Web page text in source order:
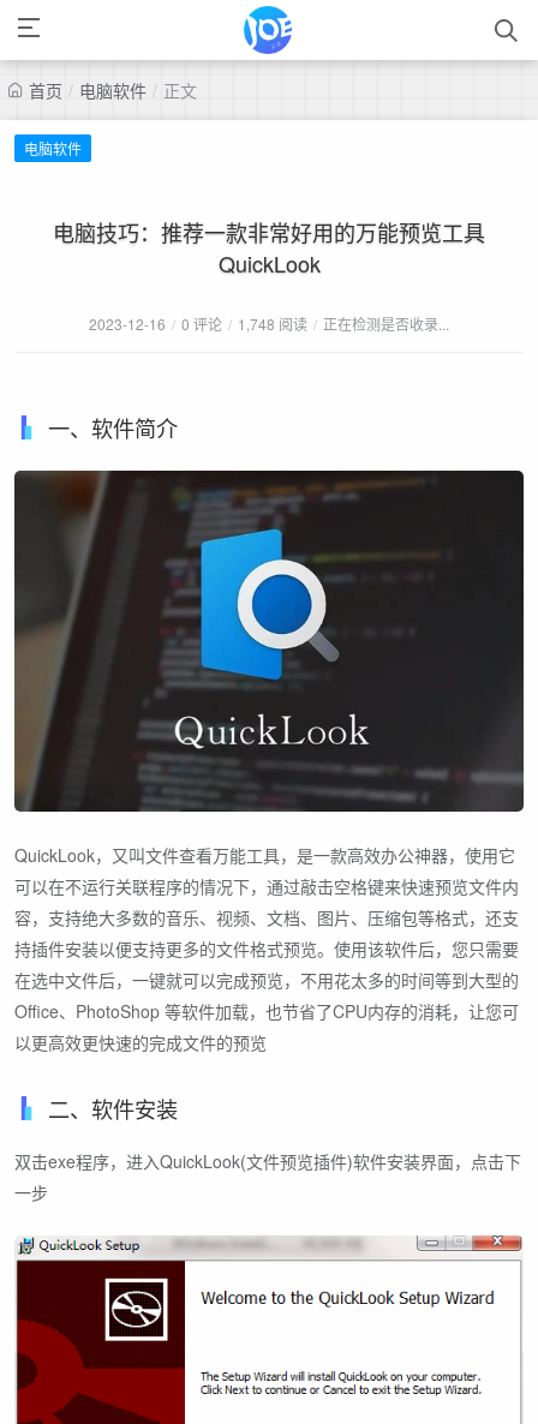
首页 / 电脑软件 / 正文
电脑软件
电脑技巧：推荐一款非常好用的万能预览工具
QuickLook
2023-12-16 / 0 评论 / 1,748 阅读 / 正在检测是否收录...
一、软件简介
QuickLook，又叫文件查看万能工具，是一款高效办公神器，使用它
可以在不运行关联程序的情况下，通过敲击空格键来快速预览文件内
容，支持绝大多数的音乐、视频、文档、图片、压缩包等格式，还支
持插件安装以便支持更多的文件格式预览。使用该软件后，您只需要
在选中文件后，一键就可以完成预览，不用花太多的时间等到大型的
Office、PhotoShop 等软件加载，也节省了CPU内存的消耗，让您可
以更高效更快速的完成文件的预览
二、软件安装
双击exe程序，进入QuickLook(文件预览插件)软件安装界面，点击下
一步